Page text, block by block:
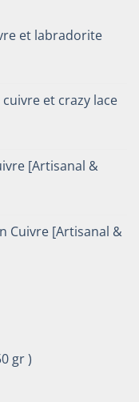
et labradorite
cuivre et crazy lace
[Artisanal &
Cuivre [Artisanal &
gr )